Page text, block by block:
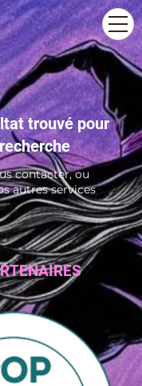
trouvé pour
contacter, ou
autres services